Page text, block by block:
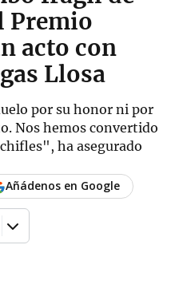
Premio
acto con
Llosa
por su honor ni por
Nos hemos convertido
ha asegurado
Añádenos en Google